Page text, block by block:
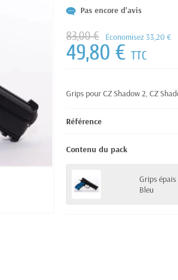
Pas encore d'avis
83,00 € Économisez 33,20 €
49,80 €TTC
Grips pour CZ Shadow 2, CZ
Référence
Contenu du pack
Grips
Bleu